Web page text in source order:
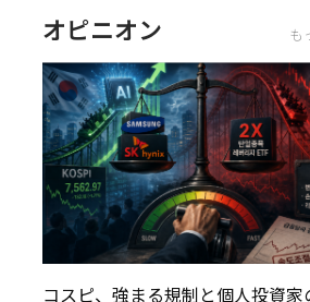
オピニオン も
コスピ、強まる規制と個人投資家